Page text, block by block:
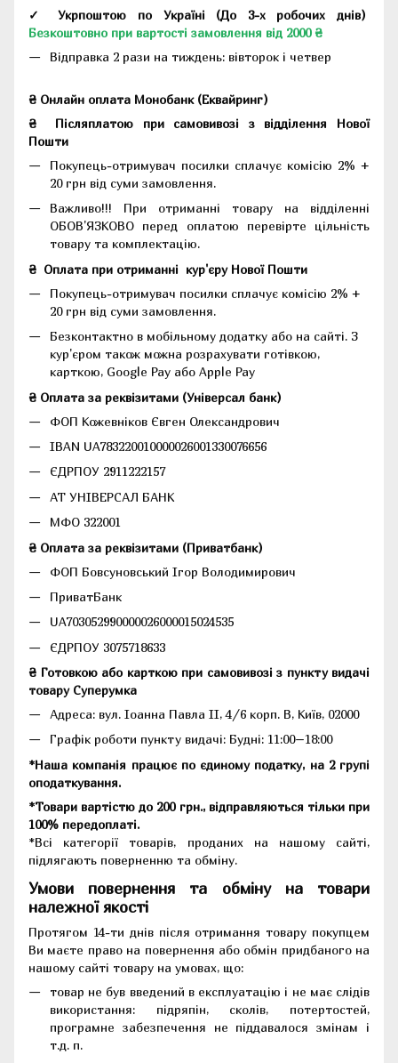
✓ Укрпоштою по Україні (До 3-х робочих днів)
Безкоштовно при вартості замовлення від 2000 ₴
Відправка 2 рази на тиждень: вівторок і четвер
₴ Онлайн оплата Монобанк (Еквайринг)
₴
Післяплатою при самовивозі з відділення Нової
Пошти
Покупець-отримувач посилки сплачує комісію 2% +
20 грн від суми замовлення.
Важливо!!! При отриманні товару на відділенні
ОБОВ'ЯЗКОВО перед оплатою перевірте цільність
товару та комплектацію.
₴ Оплата при отриманні кур'єру Нової Пошти
Покупець-отримувач посилки сплачує комісію 2% +
20 грн від суми замовлення.
Безконтактно в мобільному додатку або на сайті. З
кур'єром також можна розрахувати готівкою,
карткою, Google Pay або Apple Pay
₴ Оплата за реквізитами (Універсал банк)
ФОП Кожевніков Євген Олександрович
IBAN UA783220010000026001330076656
ЄДРПОУ 2911222157
АТ УНІВЕРСАЛ БАНК
МФО 322001
₴ Оплата за реквізитами (Приватбанк)
ФОП Бовсуновський Ігор Володимирович
ПриватБанк
UA703052990000026000015024535
ЄДРПОУ 3075718633
₴ Готовкою або карткою при самовивозі з пункту видачі
товару Суперумка
Адреса: вул. Іоанна Павла II, 4/6 корп. В, Київ, 02000
Графік роботи пункту видачі: Будні: 11:00–18:00
*Наша компанія працює по єдиному податку, на 2 групі
оподаткування.
*Товари вартістю до 200 грн., відправляються тільки при
100% передоплаті.
*Всі категорії товарів, проданих на нашому сайті,
підлягають поверненню та обміну.
Умови повернення та обміну на товари
належної якості
Протягом 14-ти днів після отримання товару покупцем
Ви маєте право на повернення або обмін придбаного на
нашому сайті товару на умовах, що:
товар не був введений в експлуатацію і не має слідів
використання: підряпін, сколів, потертостей,
програмне забезпечення не піддавалося змінам і
т.д. п.